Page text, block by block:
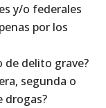
y/o federales
por los
de delito grave?
segunda o
drogas?